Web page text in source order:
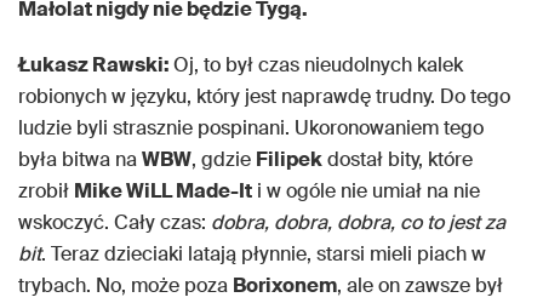
Małolat nigdy nie będzie Tygą.
Łukasz Rawski:Oj, to był czas nieudolnych kalek
robionych w języku, który jest naprawdę trudny. Do tego
ludzie byli strasznie pospinani. Ukoronowaniem tego
była bitwa naWBW, gdzie Filipekdostał bity, które
zrobił Mike WiLL Made-It i w ogóle nie umiał na nie
wskoczyć. Cały czas: dobra, dobra, dobra, co to jest za
bit. Teraz dzieciaki latają płynnie, starsi mieli piach w
trybach. No, może poza Borixonem, ale on zawsze był